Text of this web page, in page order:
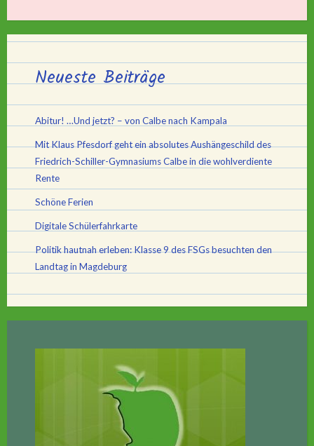
Neueste Beiträge
Abitur! …Und jetzt? – von Calbe nach Kampala
Mit Klaus Pfesdorf geht ein absolutes Aushängeschild des
Friedrich-Schiller-Gymnasiums Calbe in die wohlverdiente
Rente
Schöne Ferien
Digitale Schülerfahrkarte
Politik hautnah erleben: Klasse 9 des FSGs besuchten den
Landtag in Magdeburg